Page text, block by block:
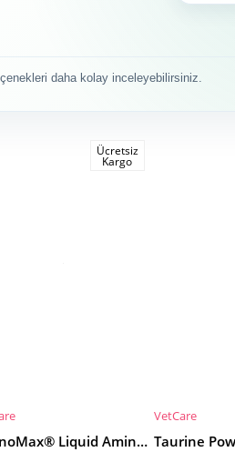
daha kolay inceleyebilirsiniz.
EKLE
Ücretsiz
Kargo
AminoMax® Liquid Aminoasit Takviyesi 40ml
SEPETE EKLE
VetCare